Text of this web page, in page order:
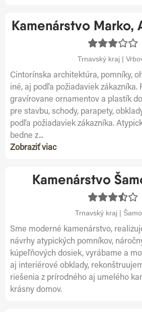
Kamenárstvo Marko,
Trnavský kraj |
Cintorínska architektúra, pomníky,
iné, aj podľa požiadaviek zákazníka.
gravírovane ornamentov a plastík
pre stavbu, schody, parapety,
podľa požiadaviek zákazníka.
bedne z...
Zobraziť viac
Kamenárstvo
Trnavský kraj |
Sme moderné kamenárstvo,
návrhy atypických pomníkov,
kúpeľňových dosiek, vyrábame a
aj interiérové obklady,
riešenia z prírodného aj umelého
krásny domov.